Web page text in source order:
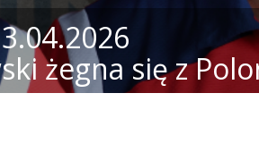
żegna się z